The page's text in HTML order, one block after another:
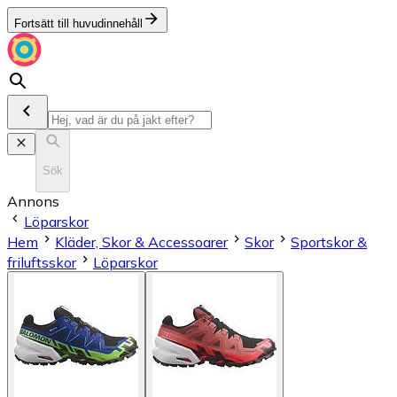
Fortsätt till huvudinnehåll
Sök
Annons
Löparskor
Hem
Kläder, Skor & Accessoarer Skor
Sportskor &
friluftsskor
Löparskor